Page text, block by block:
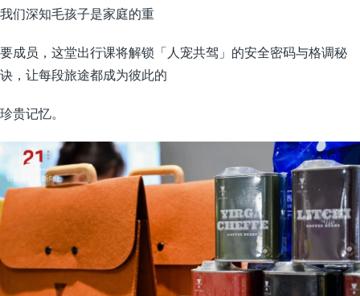
我们深知毛孩子是家庭的重
要成员，这堂出行课将解锁「人宠共驾」的安全密码与格调秘
诀，让每段旅途都成为彼此的
珍贵记忆。